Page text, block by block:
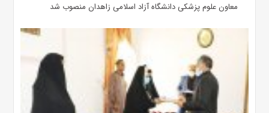
معاون علوم‌ پزشکی دانشگاه آزاد اسلامی زاهدان منصوب شد